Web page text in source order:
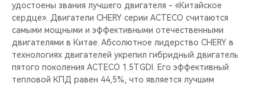
удостоены звания лучшего двигателя - «Китайское
сердце». Двигатели CHERY серии ACTECO считаются
самыми мощными и эффективными отечественными
двигателями в Китае. Абсолютное лидерство CHERY в
технологиях двигателей укрепил гибридный двигатель
пятого поколения ACTECO 1.5TGDI. Его эффективный
тепловой КПД равен 44,5%, что является лучшим